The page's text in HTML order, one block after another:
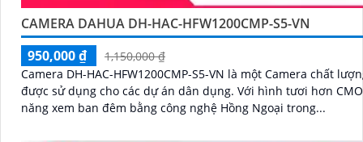
CAMERA DAHUA DH-HAC-HFW1200CMP-S5-VN
950,000 ₫
1,150,000 ₫
Camera DH-HAC-HFW1200CMP-S5-VN là một Camera chất
được sử dụng cho các dự án dân dụng. Với hình tươi hơn CMOS và khả
năng xem ban đêm bằng công nghệ Hồng Ngoại trong...